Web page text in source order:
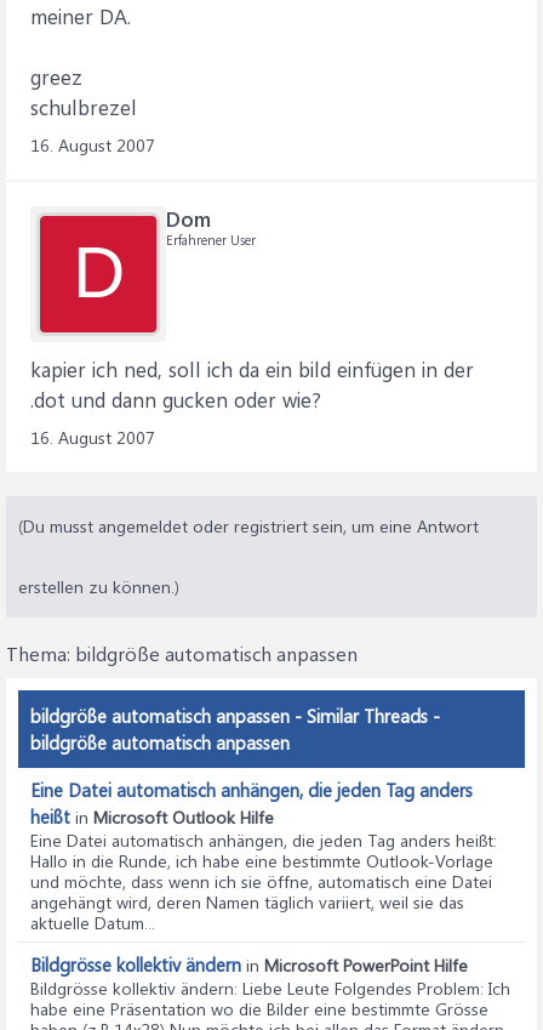
meiner DA.
greez
schulbrezel
16. August 2007
D
Dom
Erfahrener User
kapier ich ned, soll ich da ein bild einfügen in der
.dot und dann gucken oder wie?
16. August 2007
(Du musst angemeldet oder registriert sein, um eine Antwort
erstellen zu können.)
Thema: bildgröße automatisch anpassen
bildgröße automatisch anpassen - Similar Threads -
bildgröße automatisch anpassen
Eine Datei automatisch anhängen, die jeden Tag anders
heißt in Microsoft Outlook Hilfe
Eine Datei automatisch anhängen, die jeden Tag anders heißt:
Hallo in die Runde, ich habe eine bestimmte Outlook-Vorlage
und möchte, dass wenn ich sie öffne, automatisch eine Datei
angehängt wird, deren Namen täglich variiert, weil sie das
aktuelle Datum...
Bildgrösse kollektiv ändern in Microsoft PowerPoint Hilfe
Bildgrösse kollektiv ändern: Liebe Leute Folgendes Problem: Ich
habe eine Präsentation wo die Bilder eine bestimmte Grösse